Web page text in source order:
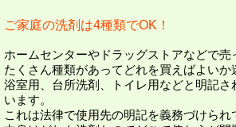
ご家庭の洗剤は4種類でOK！
ホームセンターやドラッグストアなどで売
たくさん種類があってどれを買えばよいか
浴室用、台所洗剤、トイレ用などと明記さ
います。
これは法律で使用先の明記を義務づけられ